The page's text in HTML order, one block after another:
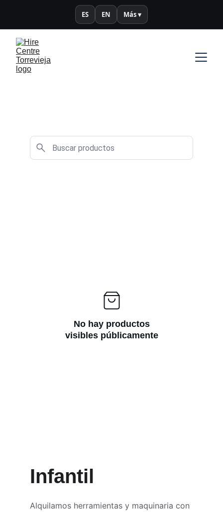
ES EN Más ▾
No hay productos
visibles públicamente
Infantil
Alquilamos herramientas y maquinaria con